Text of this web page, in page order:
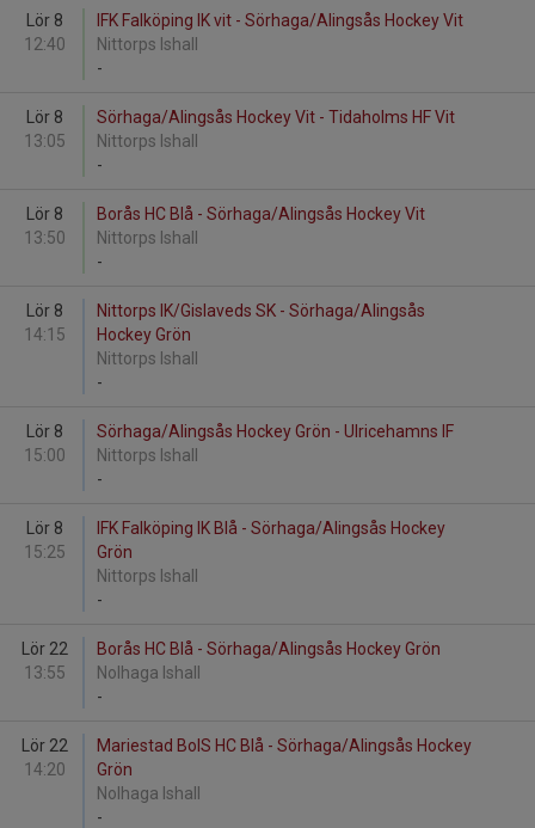
Lör 8
12:40
IFK Falköping IK vit - Sörhaga/Alingsås Hockey Vit
Nittorps Ishall
-
Lör 8
13:05
Sörhaga/Alingsås Hockey Vit - Tidaholms HF Vit
Nittorps Ishall
-
Lör 8
13:50
Borås HC Blå - Sörhaga/Alingsås Hockey Vit
Nittorps Ishall
-
Lör 8
14:15
Nittorps IK/Gislaveds SK - Sörhaga/Alingsås
Hockey Grön
Nittorps Ishall
-
Lör 8
15:00
Sörhaga/Alingsås Hockey Grön - Ulricehamns IF
Nittorps Ishall
-
Lör 8
15:25
IFK Falköping IK Blå - Sörhaga/Alingsås Hockey
Grön
Nittorps Ishall
-
Lör 22
13:55
Borås HC Blå - Sörhaga/Alingsås Hockey Grön
Nolhaga Ishall
-
Lör 22
14:20
Mariestad BoIS HC Blå - Sörhaga/Alingsås Hockey
Grön
Nolhaga Ishall
-